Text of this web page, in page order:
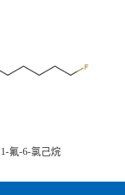
1-氟-6-氯己烷